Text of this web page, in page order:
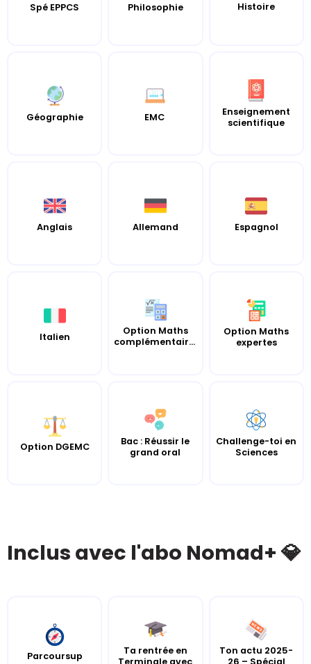
Spé EPPCS Philosophie Histoire
Géographie EMC
Enseignement
scientifique
Anglais Allemand Espagnol
Italien
Option Maths
complémentaires
Option Maths
expertes
Option DGEMC
Bac : Réussir le
grand oral
Challenge-toi en
Sciences
Inclus avec l'abo Nomad+ 💎
Parcoursup
Ta rentrée en
Terminale avec
Ton actu 2025-
26 – Spécial